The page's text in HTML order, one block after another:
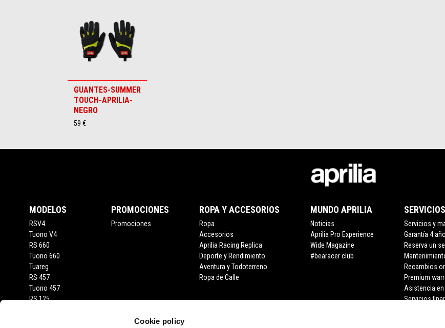
Cookie policy
GUANTES-SUMMER
TOUCH-APRILIA-
NEGRO
59 €
MODELOS
RSV4
Tuono V4
RS 660
Tuono 660
Tuareg
RS 457
Tuono 457
RS 125
PROMOCIONES
Promociones
ROPA Y ACCESORIOS
Ropa
Accesorios
Aprilia Racing Replica
Deporte y Rendimiento
Aventura y Todoterreno
Ropa de Calle
MUNDO APRILIA
Noticias
Aprilia Pro Experience
Wide Magazine
#bearacer club
Servicios y
Garantía 4
Reserva un
Recambios
Premium
Asistencia
Servicios